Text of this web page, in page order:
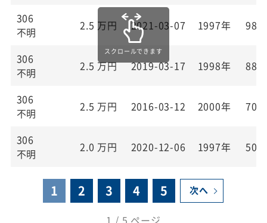
306
不明
2.5 万円 2021-03-07 1997年
306
不明
2.5 万円 2019-03-17 1998年
306
不明
2.5 万円 2016-03-12 2000年
306
不明
2.0 万円 2020-12-06 1997年
1 2 3 4 5 次へ